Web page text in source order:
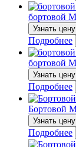
бортовой
Узнать цену
Подробнее
бортовой
Узнать цену
Подробнее
Бортовой
Узнать цену
Подробнее